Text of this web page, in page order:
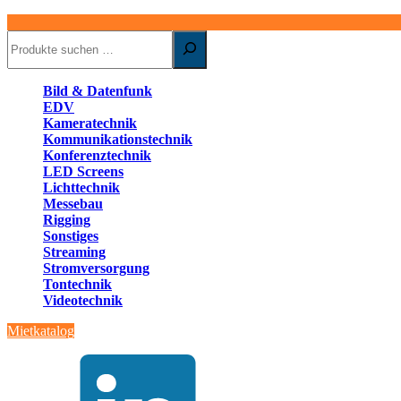
Bild & Datenfunk
EDV
Kameratechnik
Kommunikationstechnik
Konferenztechnik
LED Screens
Lichttechnik
Messebau
Rigging
Sonstiges
Streaming
Stromversorgung
Tontechnik
Videotechnik
Mietkatalog